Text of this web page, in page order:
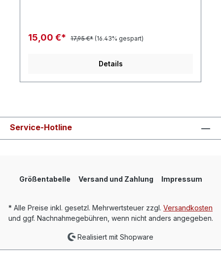
15,00 €* 17,95 €* (16.43% gespart)
Details
Service-Hotline
Größentabelle Versand und Zahlung Impressum
* Alle Preise inkl. gesetzl. Mehrwertsteuer zzgl. Versandkosten
und ggf. Nachnahmegebühren, wenn nicht anders angegeben.
Realisiert mit Shopware